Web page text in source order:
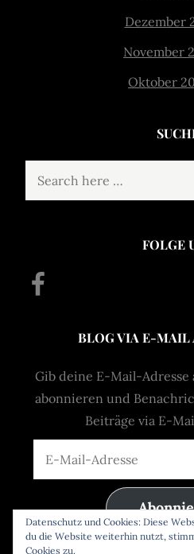
Dezember
November
Oktober
FOLGE
Facebook
BLOG VIA E-MAIL
Gib deine E-Mail-Adresse
abonnieren und
Beiträge via E-
Datenschutz und Cookies: Diese
du die Website weiterhin nutzt,
Cookies zu.